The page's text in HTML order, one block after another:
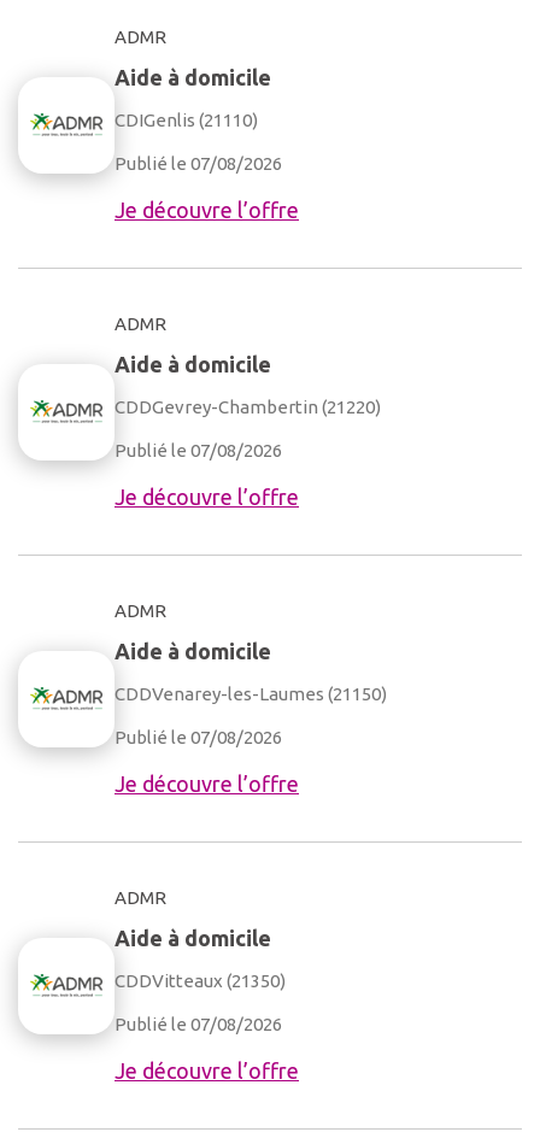
ADMR
Aide à domicile
CDIGenlis (21110)
Publié le 07/08/2026
Je découvre l’offre
ADMR
Aide à domicile
CDDGevrey-Chambertin (21220)
Publié le 07/08/2026
Je découvre l’offre
ADMR
Aide à domicile
CDDVenarey-les-Laumes (21150)
Publié le 07/08/2026
Je découvre l’offre
ADMR
Aide à domicile
CDDVitteaux (21350)
Publié le 07/08/2026
Je découvre l’offre